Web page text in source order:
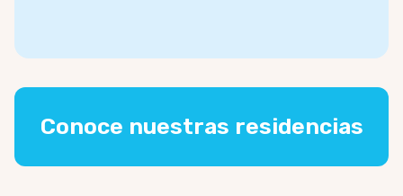
Conoce nuestras residencias